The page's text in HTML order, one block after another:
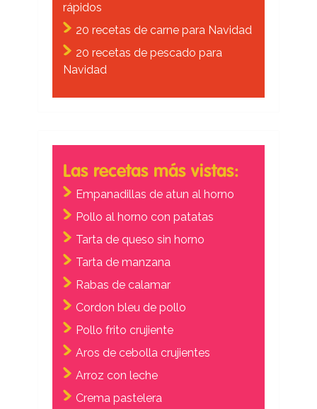
rápidos
20 recetas de carne para Navidad
20 recetas de pescado para
Navidad
Las recetas más vistas:
Empanadillas de atun al horno
Pollo al horno con patatas
Tarta de queso sin horno
Tarta de manzana
Rabas de calamar
Cordon bleu de pollo
Pollo frito crujiente
Aros de cebolla crujientes
Arroz con leche
Crema pastelera